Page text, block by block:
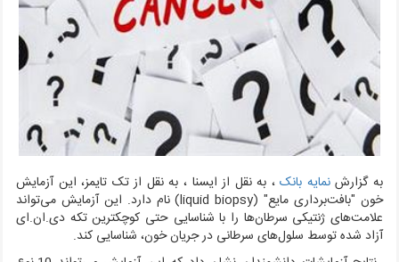
به گزارشنمایه بانک، به نقل از ایسنا ، به نقل از تک تایمز، این آزمایش
خون "بافت‌برداری مایع" (liquid biopsy) نام دارد. این آزمایش می‌تواند
علامت‌های ژنتیکی سرطان‌ها را با شناسایی حتی کوچکترین تکه دی.ان.ای
آزاد شده توسط سلول‌های سرطانی در جریان خون، شناسایی کند.